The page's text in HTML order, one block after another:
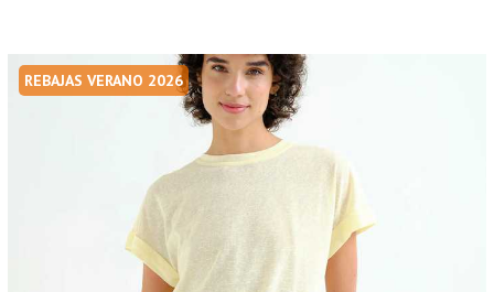
REBAJAS VERANO 2026